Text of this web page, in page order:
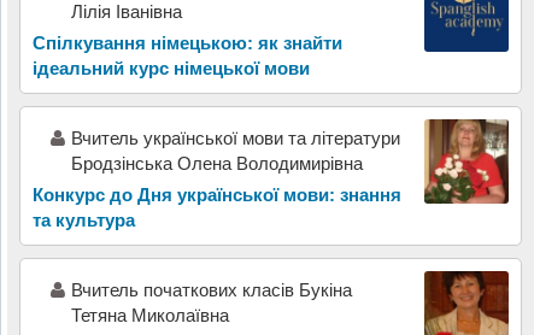
Лілія Іванівна
Спілкування німецькою: як знайти
ідеальний курс німецької мови
Вчитель української мови та літератури
Бродзінська Олена Володимирівна
Конкурс до Дня української мови: знання
та культура
Вчитель початкових класів Букіна
Тетяна Миколаївна